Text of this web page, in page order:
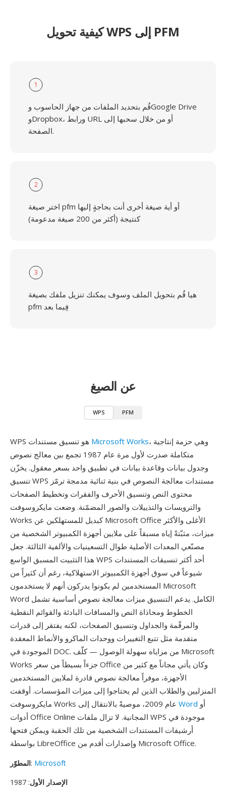
كيفية تحويل WPS إلى PFM
1
قُم بتحديد الملفات من جهاز الحاسوب وGoogle Drive
وDropbox، ورابط URL أو من خلال سحبها إلى
الصفحة.
2
اختر صيغة pfm أو أية صيغة أخرى أنت بحاجةٍ إليها
كنتيجة (أكثر من 200 صيغة مدعومة)
3
هيا قُم بتحويل الملف وسوف يمكنك تنزيل ملفك بصيغة
pfm فِيما بعد
عن الصيغ
WPS PFM
Microsoft Works، وهي حزمة إنتاجية
متكاملة صدرت لأول مرة عام 1987 تجمع بين معالج نصوص
وجدول بيانات وقاعدة بيانات في تطبيق واحد بسعر معقول. يخزّن
تنسيق WPS مستندات معالجة النصوص في بنية ثنائية مدمجة ترمّز
محتوى النص وتنسيق الأحرف والفقرات وتخطيط الصفحات
والترويسات والتذييلات والصور المضمّنة. وضعت مايكروسوفت
Works كبديل للمستهلكين عن Microsoft Office الأغلى والأكثر
ميزات، مثبّتةً إياه مسبقاً على ملايين أجهزة الكمبيوتر الشخصية من
مصنّعي المعدات الأصلية طوال التسعينيات والألفية الثالثة. جعل
هذا التثبيت المسبق الواسع WPS أحد أكثر تنسيقات المستندات
شيوعاً في سوق أجهزة الكمبيوتر الاستهلاكية، رغم أن كثيراً من
المستخدمين لم يكونوا يدركون أنهم لا يستخدمون Microsoft
Word الكامل. يدعم التنسيق ميزات معالجة نصوص أساسية تشمل
الخطوط ومحاذاة النص والمسافات البادئة والقوائم النقطية
والمرقّمة والجداول وتنسيق الصفحات، لكنه يفتقر إلى قدرات
متقدمة مثل تتبع التغييرات ووحدات الماكرو والأنماط المعقدة
الموجودة في DOC. من مزاياه سهولة الوصول — كلّف Microsoft
Works جزءاً بسيطاً من سعر Office وكان يأتي مجاناً مع كثير من
الأجهزة، موفراً معالجة نصوص قادرة لملايين المستخدمين
المنزليين والطلاب الذين لم يحتاجوا إلى ميزات المؤسسات. أوقفت
Word
أدوات Office Online المجانية. لا تزال ملفات WPS موجودة في
أرشيفات المستندات الشخصية من تلك الحقبة ويمكن فتحها
بواسطة LibreOffice وإصدارات أقدم من Microsoft Office.
المطوّر: Microsoft
الإصدار الأول: 1987